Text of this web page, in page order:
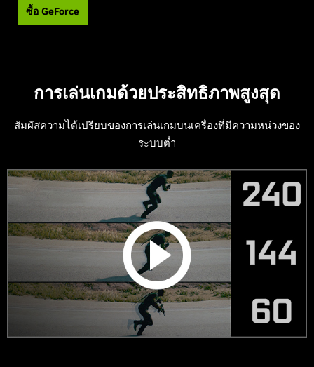
ซื้อ GeForce
การเล่นเกมด้วยประสิทธิภาพสูงสุด
สัมผัสความได้เปรียบของการเล่นเกมบนเครื่องที่มีความหน่วงของ
ระบบต่ำ